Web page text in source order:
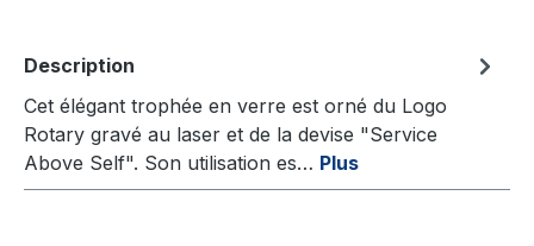
Description
Cet élégant trophée en verre est orné du Logo
Rotary gravé au laser et de la devise "Service
Above Self". Son utilisation es… Plus